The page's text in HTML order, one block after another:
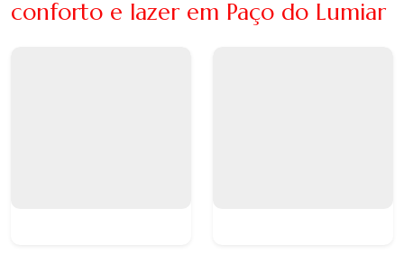
conforto e lazer em Paço do Lumiar